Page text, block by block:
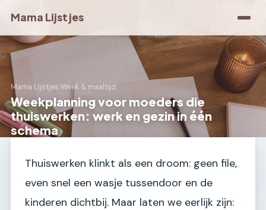
Mama Lijstjes
Mama Lijstjes Week & maaltijd
Weekplanning voor moeders die
thuiswerken: werk en gezin in één
schema
Thuiswerken klinkt als een droom: geen file,
even snel een wasje tussendoor en de
kinderen dichtbij. Maar laten we eerlijk zijn: